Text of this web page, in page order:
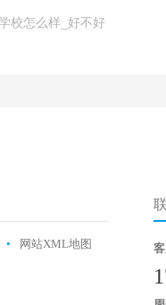
校怎么样_好不好
• 网站XML地图